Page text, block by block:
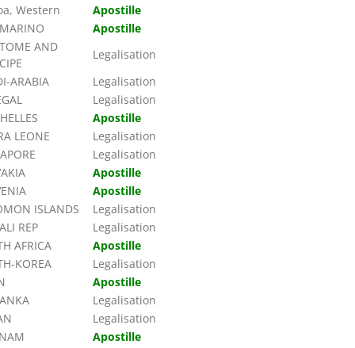
Western
Apostille
Apostille
AND
Legalisation
ARABIA
Legalisation
Legalisation
Apostille
LEONE
Legalisation
Legalisation
Apostille
Apostille
ISLANDS
Legalisation
REP
Legalisation
AFRICA
Apostille
KOREA
Legalisation
Apostille
Legalisation
Legalisation
Apostille